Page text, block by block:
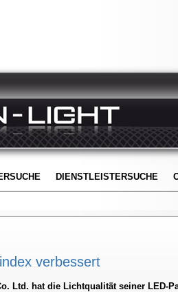
DIENSTLEISTERSUCHE
verbessert
Ltd. hat die Lichtqualität seiner LED-